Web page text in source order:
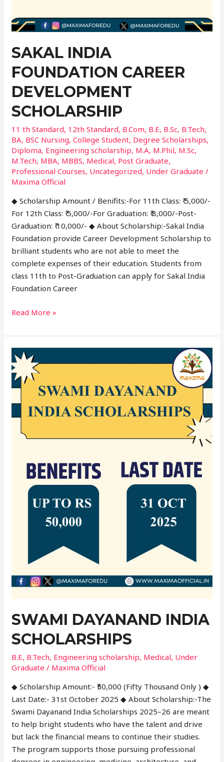
SAKAL INDIA
FOUNDATION CAREER
DEVELOPMENT
SCHOLARSHIP
11 th Standard, 12th Standard, B.Com, B.E, B.Sc, B.Tech,
BA, BSC Nursing,College Student, Degree Scholarships,
Diploma, Engineering scholarship, M.A, M.Phil, M.Sc,
M.Tech, MBA, MBBS, Medical, Post Graduate,
Professional Courses, Uncategorized, Under Graduate /
Maxima Official
◆ Scholarship Amount / Benifits:-For 11th Class: ₹ 5,000/-
For 12th Class: ₹ 5,000/-For Graduation: ₹ 8,000/-Post-
Graduation: ₹ 10,000/- ◆ About Scholarship:-Sakal India
Foundation provide Career Development Scholarship to
brilliant students who are not able to meet the
complete expenses of their education. Students from
class 11th to Post-Graduation can apply for Sakal India
Foundation Career
Read More »
SWAMI DAYANAND INDIA
SCHOLARSHIPS
B.E, B.Tech, Engineering scholarship, Medical, Under
Graduate / Maxima Official
◆ Scholarship Amount:- ₹50,000 (Fifty Thousand Only ) ◆
Last Date:- 31st October 2025 ◆ About Scholarship:-The
Swami Dayanand India Scholarships 2025–26 are meant
to help bright students who have the talent and drive
but lack the financial means to continue their studies.
The program supports those pursuing professional
Swami
Dayanand
India
Scholarships